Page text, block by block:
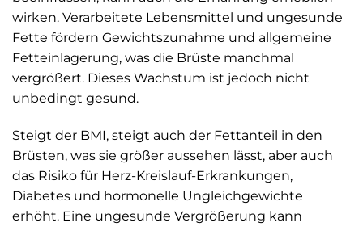
wirken. Verarbeitete Lebensmittel und ungesunde
Fette fördern Gewichtszunahme und allgemeine
Fett­einlagerung, was die Brüste manchmal
vergrößert. Dieses Wachstum ist jedoch nicht
unbedingt gesund.
Steigt der BMI, steigt auch der Fettanteil in den
Brüsten, was sie größer aussehen lässt, aber auch
das Risiko für Herz-Kreislauf-Erkrankungen,
Diabetes und hormonelle Ungleichgewichte
erhöht. Eine ungesunde Vergrößerung kann